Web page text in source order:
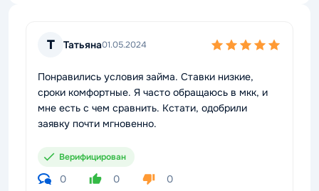
Т Татьяна01.05.2024
Понравились условия займа. Ставки низкие,
сроки комфортные. Я часто обращаюсь в мкк, и
мне есть с чем сравнить. Кстати, одобрили
заявку почти мгновенно.
Верифицирован
0 0
0